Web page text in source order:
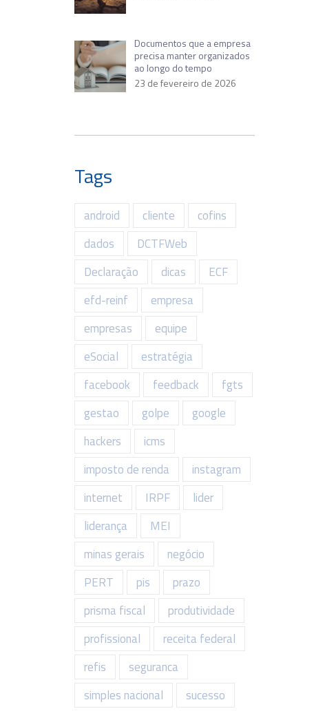
Documentos que a empresa
precisa manter organizados
ao longo do tempo
23 de fevereiro de 2026
Tags
android cliente
cofins
dados
DCTFWeb
Declaração
dicas
ECF
efd-reinf
empresa
empresas
equipe
eSocial
estratégia
facebook
feedback
fgts
gestao
golpe
google
hackers
icms
imposto de renda
instagram
internet
IRPF
lider
liderança
MEI
minas gerais
negócio
PERT
pis
prazo
prisma fiscal
produtividade
profissional
receita federal
refis
seguranca
simples nacional
sucesso